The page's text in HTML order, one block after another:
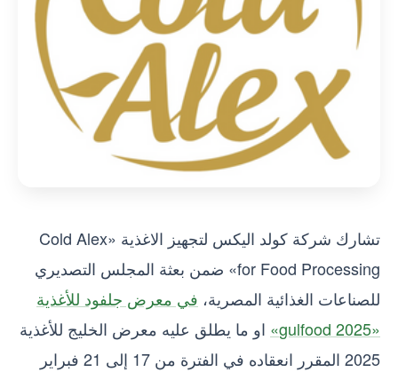
تشارك شركة كولد اليكس لتجهيز الاغذية «Cold Alex
for Food Processing» ضمن بعثة المجلس التصديري
للصناعات الغذائية المصرية، في معرض جلفود للأغذية
«gulfood 2025»
او ما يطلق عليه معرض الخليج للأغذية
2025 المقرر انعقاده في الفترة من 17 إلى 21 فبراير